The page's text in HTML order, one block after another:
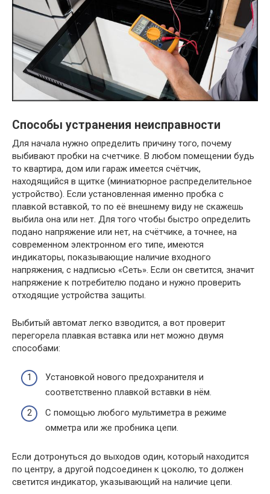
Способы устранения неисправности
Для начала нужно определить причину того, почему
выбивают пробки на счетчике. В любом помещении будь
то квартира, дом или гараж имеется счётчик,
находящийся в щитке (миниатюрное распределительное
устройство). Если установленная именно пробка с
плавкой вставкой, то по её внешнему виду не скажешь
выбила она или нет. Для того чтобы быстро определить
подано напряжение или нет, на счётчике, а точнее, на
современном электронном его типе, имеются
индикаторы, показывающие наличие входного
напряжения, с надписью «Сеть». Если он светится, значит
напряжение к потребителю подано и нужно проверить
отходящие устройства защиты.
Выбитый автомат легко взводится, а вот проверит
перегорела плавкая вставка или нет можно двумя
способами:
Установкой нового предохранителя и
соответственно плавкой вставки в нём.
С помощью любого мультиметра в режиме
омметра или же пробника цепи.
Если дотронуться до выходов один, который находится
по центру, а другой подсоединен к цоколю, то должен
светится индикатор, указывающий на наличие цепи.